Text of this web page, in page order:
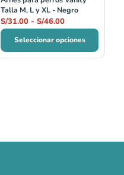
Talla M, L y XL - Negro
S/31.00 - S/46.00
Seleccionar opciones